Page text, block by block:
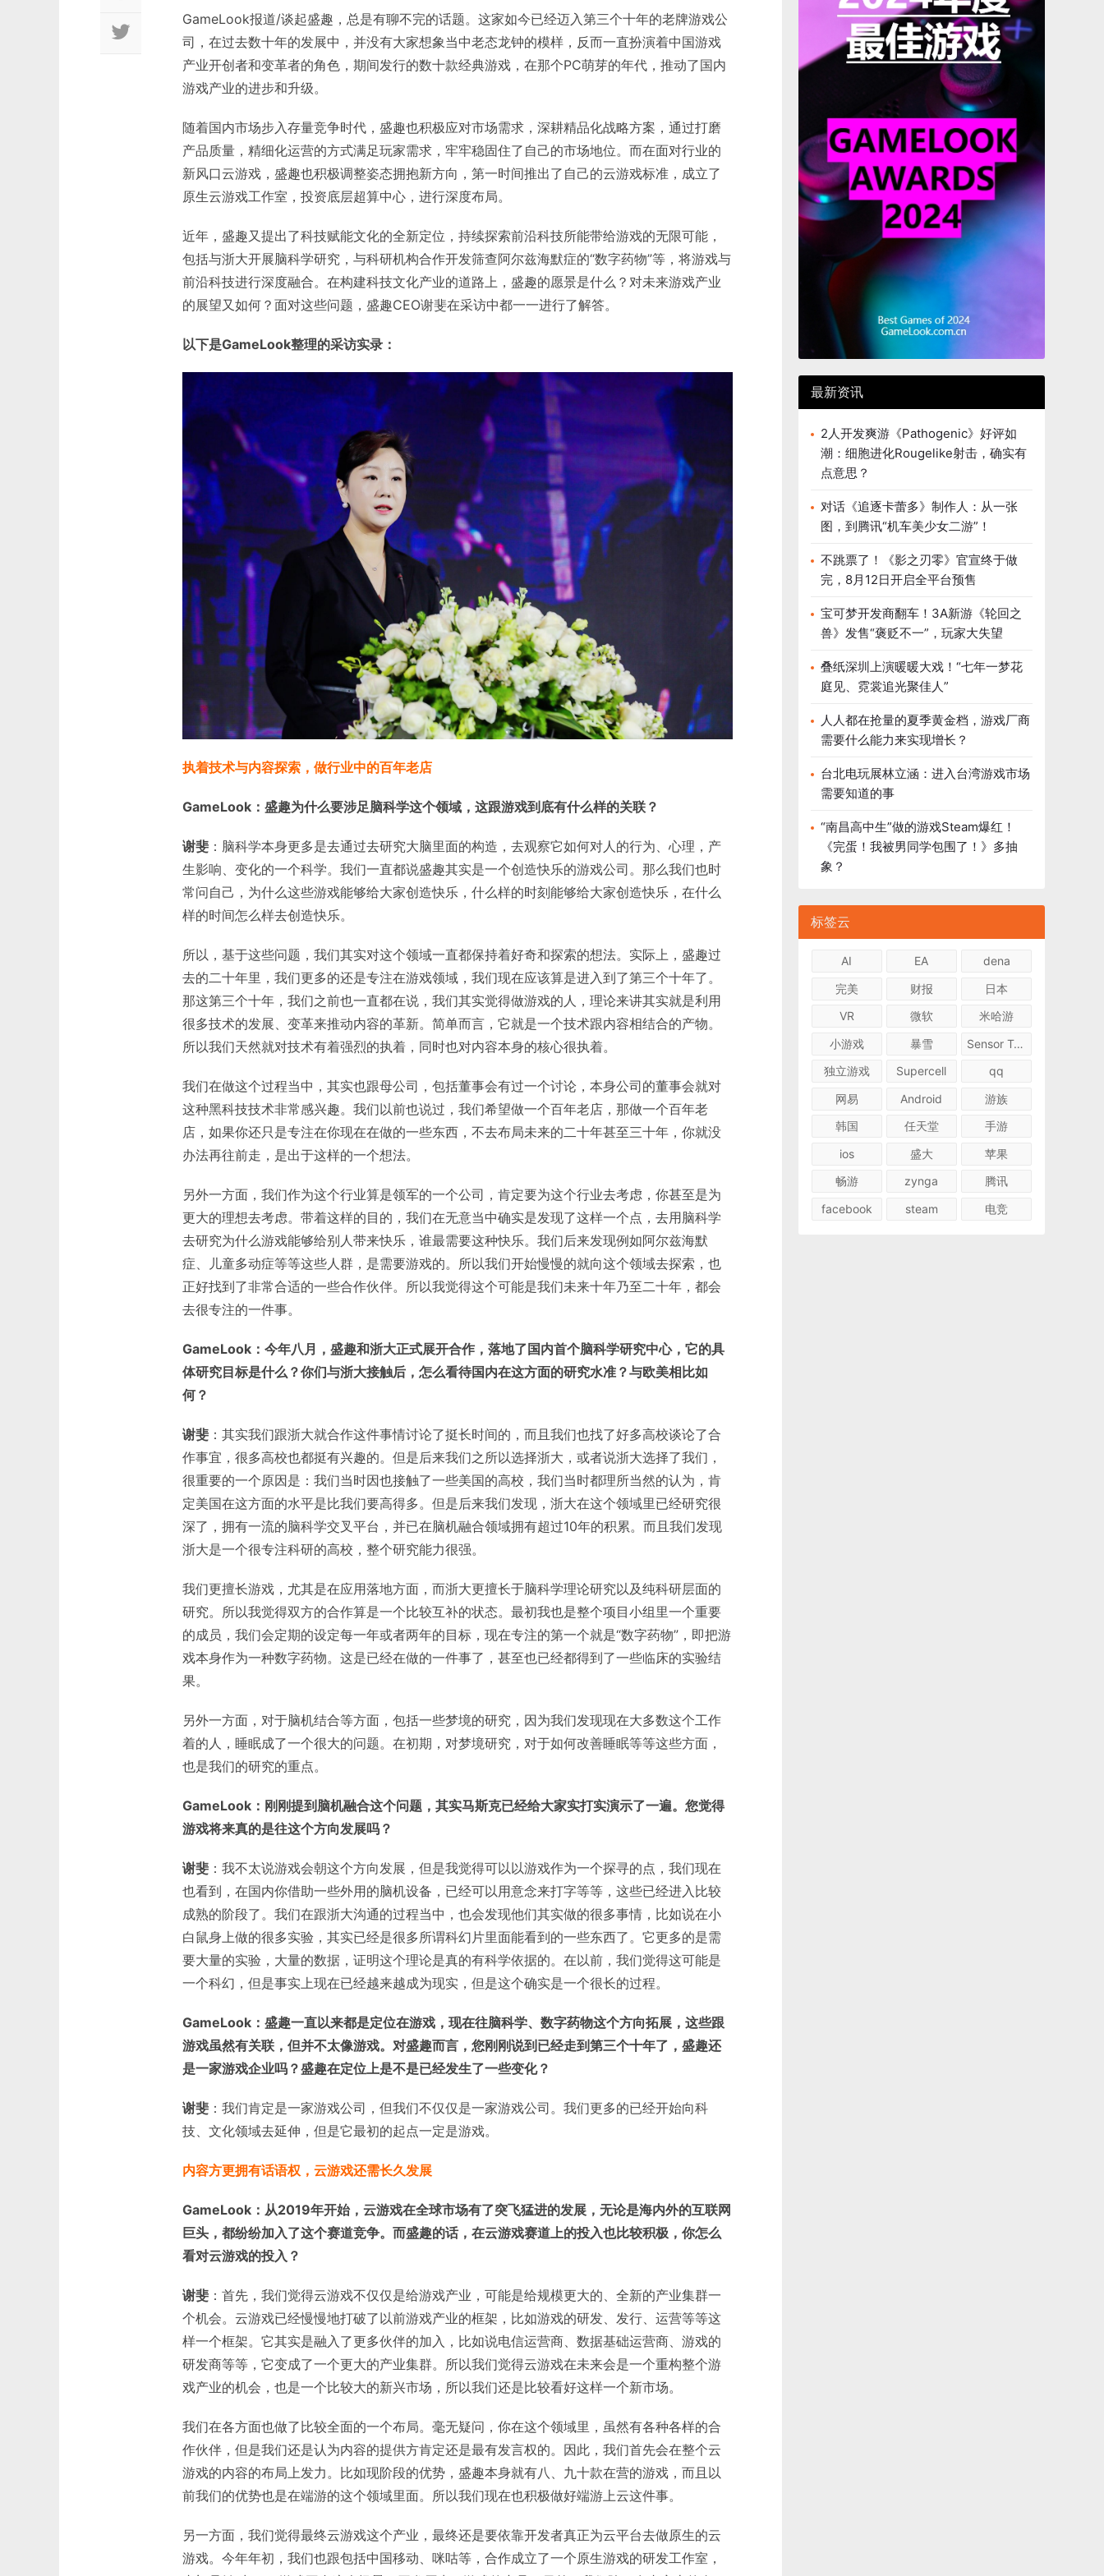
GameLook报道/谈起盛趣，总是有聊不完的话题。这家如今已经迈入第三个十年的老牌游戏公
司，在过去数十年的发展中，并没有大家想象当中老态龙钟的模样，反而一直扮演着中国游戏
产业开创者和变革者的角色，期间发行的数十款经典游戏，在那个PC萌芽的年代，推动了国内
游戏产业的进步和升级。
随着国内市场步入存量竞争时代，盛趣也积极应对市场需求，深耕精品化战略方案，通过打磨
产品质量，精细化运营的方式满足玩家需求，牢牢稳固住了自己的市场地位。而在面对行业的
新风口云游戏，盛趣也积极调整姿态拥抱新方向，第一时间推出了自己的云游戏标准，成立了
原生云游戏工作室，投资底层超算中心，进行深度布局。
近年，盛趣又提出了科技赋能文化的全新定位，持续探索前沿科技所能带给游戏的无限可能，
包括与浙大开展脑科学研究，与科研机构合作开发筛查阿尔兹海默症的“数字药物”等，将游戏与
前沿科技进行深度融合。在构建科技文化产业的道路上，盛趣的愿景是什么？对未来游戏产业
的展望又如何？面对这些问题，盛趣CEO谢斐在采访中都一一进行了解答。
以下是GameLook整理的采访实录：
执着技术与内容探索，做行业中的百年老店
GameLook：盛趣为什么要涉足脑科学这个领域，这跟游戏到底有什么样的关联？
谢斐 ：脑科学本身更多是去通过去研究大脑里面的构造，去观察它如何对人的行为、心理，产
生影响、变化的一个科学。我们一直都说盛趣其实是一个创造快乐的游戏公司。那么我们也时
常问自己，为什么这些游戏能够给大家创造快乐，什么样的时刻能够给大家创造快乐，在什么
样的时间怎么样去创造快乐。
所以，基于这些问题，我们其实对这个领域一直都保持着好奇和探索的想法。实际上，盛趣过
去的二十年里，我们更多的还是专注在游戏领域，我们现在应该算是进入到了第三个十年了。
那这第三个十年，我们之前也一直都在说，我们其实觉得做游戏的人，理论来讲其实就是利用
很多技术的发展、变革来推动内容的革新。简单而言，它就是一个技术跟内容相结合的产物。
所以我们天然就对技术有着强烈的执着，同时也对内容本身的核心很执着。
我们在做这个过程当中，其实也跟母公司，包括董事会有过一个讨论，本身公司的董事会就对
这种黑科技技术非常感兴趣。我们以前也说过，我们希望做一个百年老店，那做一个百年老
店，如果你还只是专注在你现在在做的一些东西，不去布局未来的二十年甚至三十年，你就没
办法再往前走，是出于这样的一个想法。
另外一方面，我们作为这个行业算是领军的一个公司，肯定要为这个行业去考虑，你甚至是为
更大的理想去考虑。带着这样的目的，我们在无意当中确实是发现了这样一个点，去用脑科学
去研究为什么游戏能够给别人带来快乐，谁最需要这种快乐。我们后来发现例如阿尔兹海默
症、儿童多动症等等这些人群，是需要游戏的。所以我们开始慢慢的就向这个领域去探索，也
正好找到了非常合适的一些合作伙伴。所以我觉得这个可能是我们未来十年乃至二十年，都会
去很专注的一件事。
GameLook：今年八月，盛趣和浙大正式展开合作，落地了国内首个脑科学研究中心，它的具
体研究目标是什么？你们与浙大接触后，怎么看待国内在这方面的研究水准？与欧美相比如
何？
谢斐 ：其实我们跟浙大就合作这件事情讨论了挺长时间的，而且我们也找了好多高校谈论了合
作事宜，很多高校也都挺有兴趣的。但是后来我们之所以选择浙大，或者说浙大选择了我们，
很重要的一个原因是：我们当时因也接触了一些美国的高校，我们当时都理所当然的认为，肯
定美国在这方面的水平是比我们要高得多。但是后来我们发现，浙大在这个领域里已经研究很
深了，拥有一流的脑科学交叉平台，并已在脑机融合领域拥有超过10年的积累。而且我们发现
浙大是一个很专注科研的高校，整个研究能力很强。
我们更擅长游戏，尤其是在应用落地方面，而浙大更擅长于脑科学理论研究以及纯科研层面的
研究。所以我觉得双方的合作算是一个比较互补的状态。最初我也是整个项目小组里一个重要
的成员，我们会定期的设定每一年或者两年的目标，现在专注的第一个就是“数字药物”，即把游
戏本身作为一种数字药物。这是已经在做的一件事了，甚至也已经都得到了一些临床的实验结
果。
另外一方面，对于脑机结合等方面，包括一些梦境的研究，因为我们发现现在大多数这个工作
着的人，睡眠成了一个很大的问题。在初期，对梦境研究，对于如何改善睡眠等等这些方面，
也是我们的研究的重点。
GameLook：刚刚提到脑机融合这个问题，其实马斯克已经给大家实打实演示了一遍。您觉得
游戏将来真的是往这个方向发展吗？
谢斐 ：我不太说游戏会朝这个方向发展，但是我觉得可以以游戏作为一个探寻的点，我们现在
也看到，在国内你借助一些外用的脑机设备，已经可以用意念来打字等等，这些已经进入比较
成熟的阶段了。我们在跟浙大沟通的过程当中，也会发现他们其实做的很多事情，比如说在小
白鼠身上做的很多实验，其实已经是很多所谓科幻片里面能看到的一些东西了。它更多的是需
要大量的实验，大量的数据，证明这个理论是真的有科学依据的。在以前，我们觉得这可能是
一个科幻，但是事实上现在已经越来越成为现实，但是这个确实是一个很长的过程。
GameLook：盛趣一直以来都是定位在游戏，现在往脑科学、数字药物这个方向拓展，这些跟
游戏虽然有关联，但并不太像游戏。对盛趣而言，您刚刚说到已经走到第三个十年了，盛趣还
是一家游戏企业吗？盛趣在定位上是不是已经发生了一些变化？
谢斐 ：我们肯定是一家游戏公司，但我们不仅仅是一家游戏公司。我们更多的已经开始向科
技、文化领域去延伸，但是它最初的起点一定是游戏。
内容方更拥有话语权，云游戏还需长久发展
GameLook：从2019年开始，云游戏在全球市场有了突飞猛进的发展，无论是海内外的互联网
巨头，都纷纷加入了这个赛道竞争。而盛趣的话，在云游戏赛道上的投入也比较积极，你怎么
看对云游戏的投入？
谢斐 ：首先，我们觉得云游戏不仅仅是给游戏产业，可能是给规模更大的、全新的产业集群一
个机会。云游戏已经慢慢地打破了以前游戏产业的框架，比如游戏的研发、发行、运营等等这
样一个框架。它其实是融入了更多伙伴的加入，比如说电信运营商、数据基础运营商、游戏的
研发商等等，它变成了一个更大的产业集群。所以我们觉得云游戏在未来会是一个重构整个游
戏产业的机会，也是一个比较大的新兴市场，所以我们还是比较看好这样一个新市场。
我们在各方面也做了比较全面的一个布局。毫无疑问，你在这个领域里，虽然有各种各样的合
作伙伴，但是我们还是认为内容的提供方肯定还是最有发言权的。因此，我们首先会在整个云
游戏的内容的布局上发力。比如现阶段的优势，盛趣本身就有八、九十款在营的游戏，而且以
前我们的优势也是在端游的这个领域里面。所以我们现在也积极做好端游上云这件事。
另一方面，我们觉得最终云游戏这个产业，最终还是要依靠开发者真正为云平台去做原生的云
游戏。今年年初，我们也跟包括中国移动、咪咕等，合作成立了一个原生游戏的研发工作室，
最新资讯
2人开发爽游《Pathogenic》好评如
潮：细胞进化Rougelike射击，确实有
点意思？
对话《追逐卡蕾多》制作人：从一张
图，到腾讯“机车美少女二游”！
不跳票了！《影之刃零》官宣终于做
完，8月12日开启全平台预售
宝可梦开发商翻车！3A新游《轮回之
兽》发售“褒贬不一”，玩家大失望
叠纸深圳上演暖暖大戏！“七年一梦花
庭见、霓裳追光聚佳人”
人人都在抢量的夏季黄金档，游戏厂商
需要什么能力来实现增长？
台北电玩展林立涵：进入台湾游戏市场
需要知道的事
“南昌高中生”做的游戏Steam爆红！
《完蛋！我被男同学包围了！》多抽
象？
标签云
AI EA
dena
完美
财报
日本
VR
微软
米哈游
小游戏
暴雪
Sensor Tower
独立游戏
Supercell
qq
网易
Android
游族
韩国
任天堂
手游
ios
盛大
苹果
畅游
zynga
腾讯
facebook
steam 电竞